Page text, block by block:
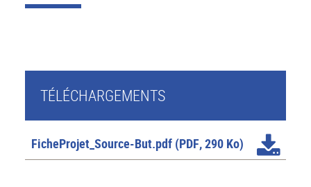
TÉLÉCHARGEMENTS
FicheProjet_Source-But.pdf (PDF, 290 Ko)